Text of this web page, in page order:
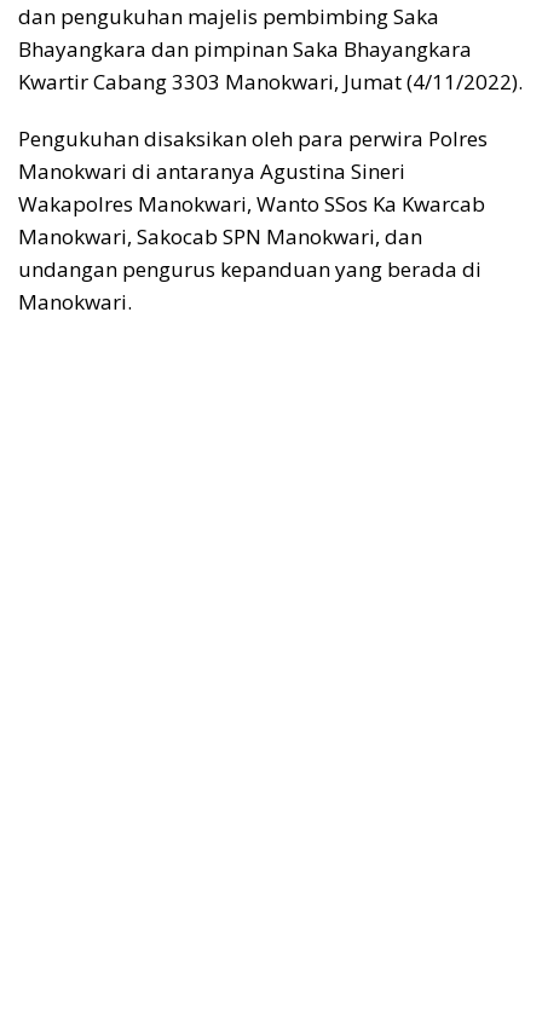
dan pengukuhan majelis pembimbing Saka
Bhayangkara dan pimpinan Saka Bhayangkara
Kwartir Cabang 3303 Manokwari, Jumat (4/11/2022).
Pengukuhan disaksikan oleh para perwira Polres
Manokwari di antaranya Agustina Sineri
Wakapolres Manokwari, Wanto SSos Ka Kwarcab
Manokwari, Sakocab SPN Manokwari, dan
undangan pengurus kepanduan yang berada di
Manokwari.